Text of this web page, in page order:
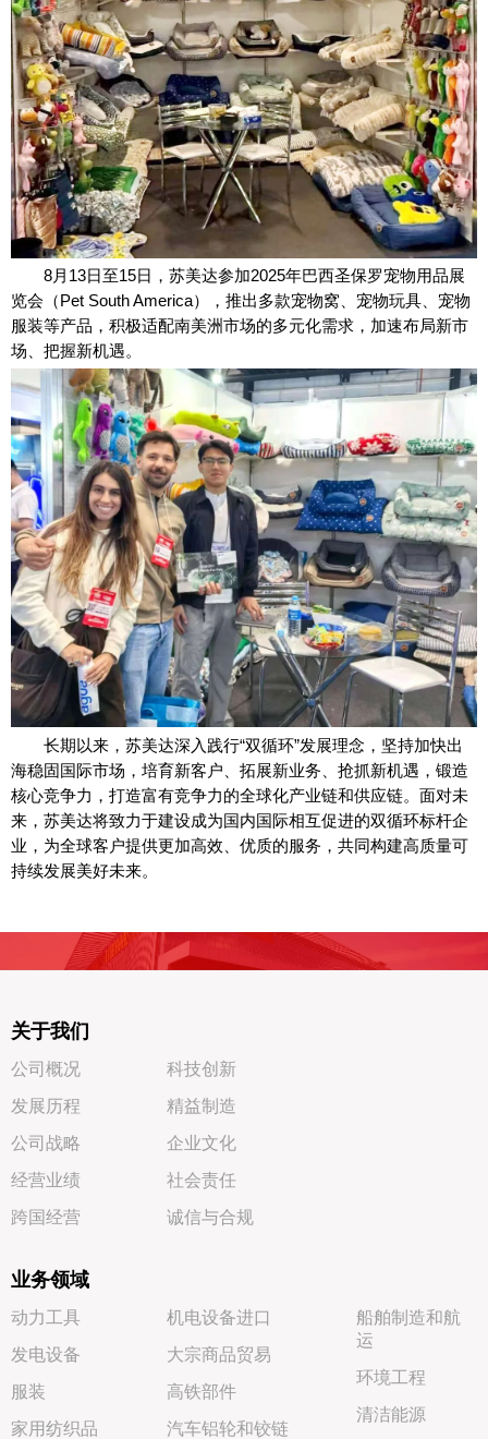
8月13日至15日，苏美达参加2025年巴西圣保罗宠物用品展
览会（Pet South America），推出多款宠物窝、宠物玩具、宠物
服装等产品，积极适配南美洲市场的多元化需求，加速布局新市
场、把握新机遇。
长期以来，苏美达深入践行“双循环”发展理念，坚持加快出
海稳固国际市场，培育新客户、拓展新业务、抢抓新机遇，锻造
核心竞争力，打造富有竞争力的全球化产业链和供应链。面对未
来，苏美达将致力于建设成为国内国际相互促进的双循环标杆企
业，为全球客户提供更加高效、优质的服务，共同构建高质量可
持续发展美好未来。
关于我们
公司概况
发展历程
公司战略
经营业绩
跨国经营
科技创新
精益制造
企业文化
社会责任
诚信与合规
业务领域
动力工具
发电设备
服装
家用纺织品
机电设备进口
大宗商品贸易
高铁部件
汽车铝轮和铰链
船舶制造和航
运
环境工程
清洁能源